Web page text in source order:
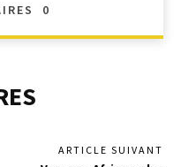
0
ARTICLE SUIVANT